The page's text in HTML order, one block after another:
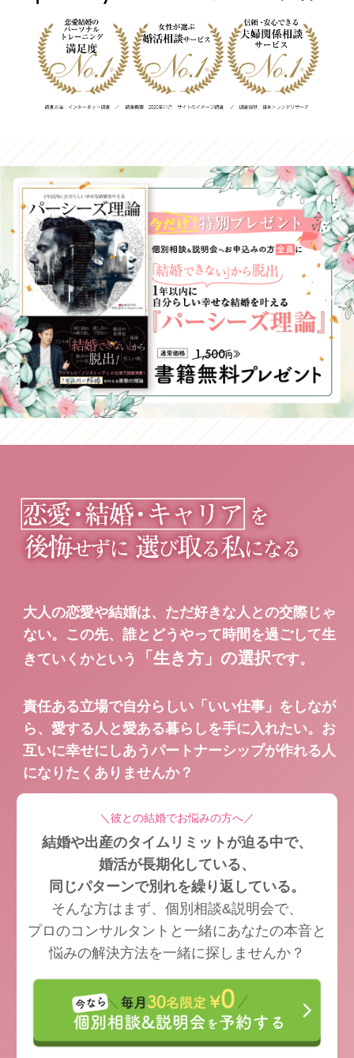
大人の恋愛や結婚は、ただ好きな人との交際じゃ
ない。 この先、誰とどうやって時間を過ごして生
きていくかという
「生き方」の選択です。
責任ある立場で自分らしい「いい仕事」をしなが
ら、愛する人と愛ある暮らしを手に入れたい。お
互いに幸せにしあうパートナーシップが作れる人
になりたくありませんか？
＼彼との結婚でお悩みの方へ／
結婚や出産のタイムリミットが迫る中で、
婚活が長期化している、
同じパターンで別れを繰り返している。
そんな方はまず、個別相談&説明会で、
プロのコンサルタントと一緒にあなたの本音と
悩みの解決方法を一緒に探しませんか？